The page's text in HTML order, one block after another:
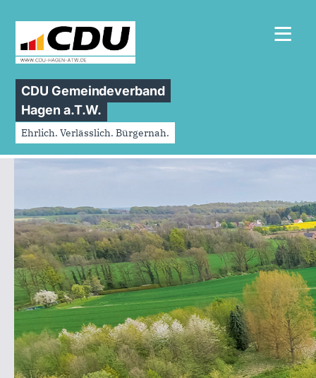
CDU Gemeindeverband
Hagen a.T.W.
Ehrlich. Verlässlich. Bürgernah.
≡